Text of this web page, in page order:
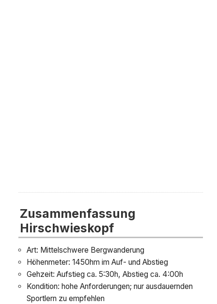
Zusammenfassung
Hirschwieskopf
Art: Mittelschwere Bergwanderung
Höhenmeter: 1450hm im Auf- und Abstieg
Gehzeit: Aufstieg ca. 5:30h, Abstieg ca. 4:00h
Kondition: hohe Anforderungen; nur ausdauernden
Sportlern zu empfehlen